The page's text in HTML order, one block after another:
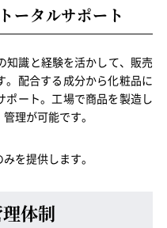
ータルサポート
知識と経験を活かして、販売
。配合する成分から化粧品に
ポート。工場で商品を製造し
理が可能です。
を提供します。
体制